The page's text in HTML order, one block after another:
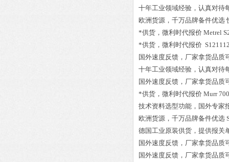
十年工业领域经验，认真对待
欧洲货源，千万品牌备件优选
*供货，微利时代报价 Metrel
*供货，微利时代报价
国外速度反馈，厂家拿货品质
十年工业领域经验，认真对待
国外速度反馈，厂家拿货品质
*供货，微利时代报价 Murr
技术资料选型功能，国外专家
欧洲货源，千万品牌备件优选
德国工业原装供货，提供报关
国外速度反馈，厂家拿货品质
国外速度反馈，厂家拿货品质